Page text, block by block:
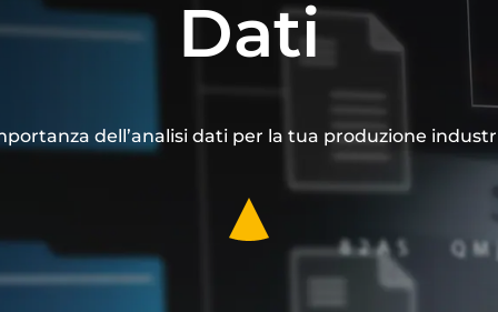
Dati
dell’analisi dati per la tua produzione